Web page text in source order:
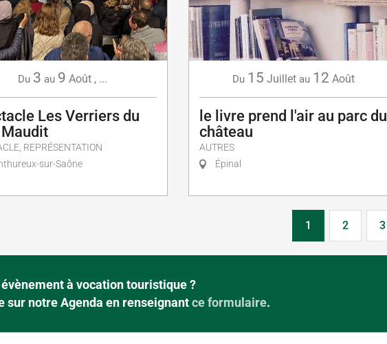
Du 3 au 9 Août , ...
Les Verriers du
REPRÉSENTATION
sur-Saône
Du 15 Juillet au 12 Août
le livre prend l'air au parc du
château
AUTRES
Épinal
1 2 3
à vocation touristique ?
sur notre Agenda en renseignantce formulaire.